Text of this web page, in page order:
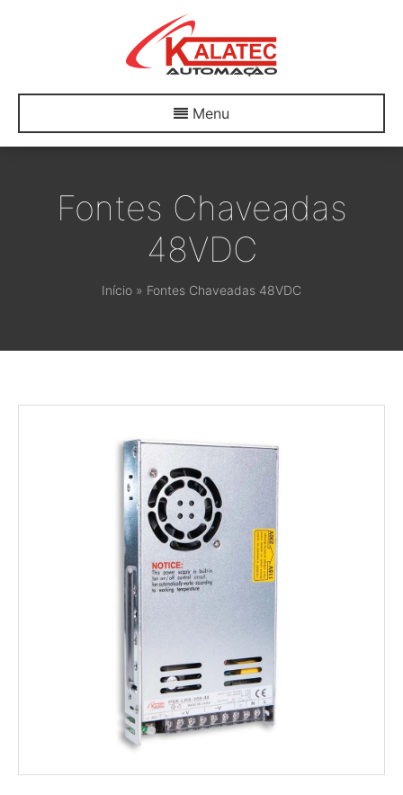
Menu
Fontes Chaveadas
48VDC
Início » Fontes Chaveadas 48VDC